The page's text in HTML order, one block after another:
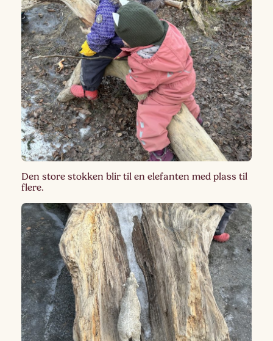
Den store stokken blir til en elefanten med plass til
flere.